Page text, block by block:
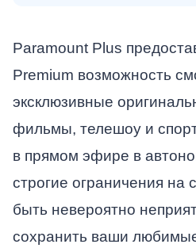
Paramount Plus
Premium возможность
эксклюзивные
фильмы, телешоу и
в прямом эфире в
строгие ограничения на
быть невероятно
сохранить ваши